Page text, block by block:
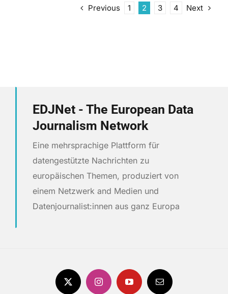
Previous 1 2 3 4 Next
EDJNet - The European Data
Journalism Network
Eine mehrsprachige Plattform für
datengestützte Nachrichten zu
europäischen Themen, produziert von
einem Netzwerk and Medien und
Datenjournalist:innen aus ganz Europa